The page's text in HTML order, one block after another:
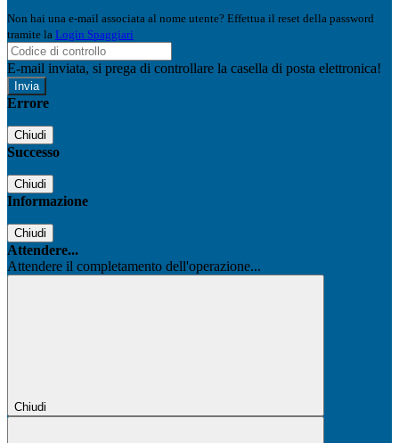
Non hai una e-mail associata al nome utente? Effettua il reset della password
tramite la Login Spaggiari
E-mail inviata, si prega di controllare la casella di posta elettronica!
Errore
Chiudi
Successo
Chiudi
Informazione
Chiudi
Attendere...
Attendere il completamento dell'operazione...
Chiudi